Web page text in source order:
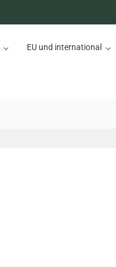
EU und international